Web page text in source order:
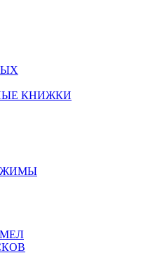
КНИЖКИ